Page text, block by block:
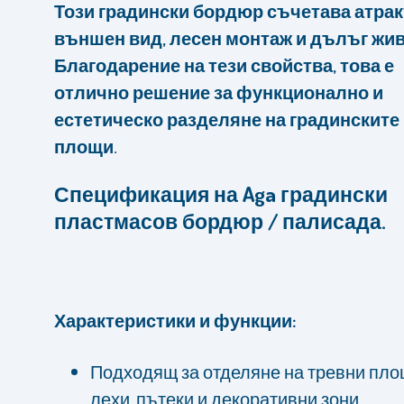
Този градински бордюр съчетава
външен вид, лесен монтаж и дълъг
Благодарение на тези свойства, това е
отлично решение за функционално и
естетическо разделяне на градинските
площи.
Спецификация на Aga градински
пластмасов бордюр / палисада.
Характеристики и функции:
Подходящ за отделяне на тревни
лехи, пътеки и декоративни зони